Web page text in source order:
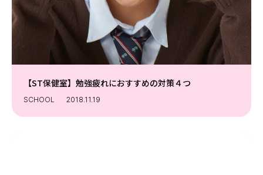
【ST保健室】勉強疲れにおすすめの対策４つ
SCHOOL 2018.11.19